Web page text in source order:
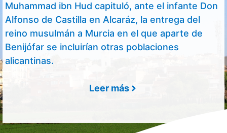
Muhammad ibn Hud capituló, ante el infante Don
Alfonso de Castilla en Alcaráz, la entrega del
reino musulmán a Murcia en el que aparte de
Benijófar se incluirían otras poblaciones
alicantinas.
Leer más